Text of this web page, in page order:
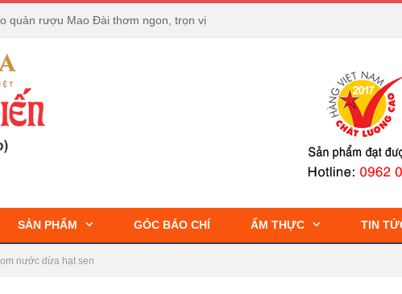
quản rượu Mao Đài thơm ngon, trọn vị
SẢN PHẨM GÓC BÁO CHÍ ẨM THỰC TIN
nước dừa hạt sen